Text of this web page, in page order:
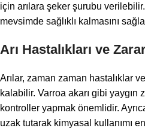
için arılara şeker şurubu
mevsimde sağlıklı kalmasını
Arı Hastalıkları ve
Arılar, zaman zaman hastalıklar
kalabilir. Varroa akarı gibi yaygın
kontroller yapmak önemlidir.
uzak tutarak kimyasal kullanımı